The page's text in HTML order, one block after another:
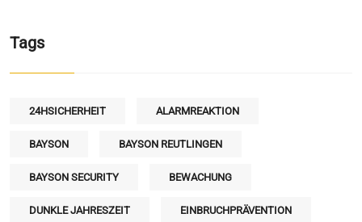
Tags
24HSICHERHEIT ALARMREAKTION
BAYSON BAYSON REUTLINGEN
BAYSON SECURITY BEWACHUNG
DUNKLE JAHRESZEIT EINBRUCHPRÄVENTION